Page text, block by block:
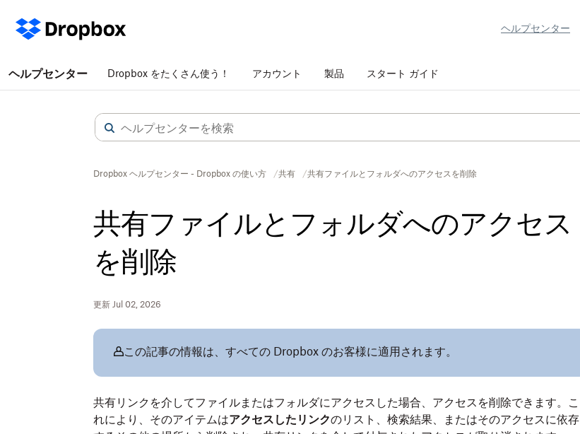
ヘルプセンター
ヘルプセンター Dropbox をたくさん使う！ アカウント 製品 スタート ガイド
Dropbox ヘルプセンター - Dropbox の使い方 共有 共有ファイルとフォルダへのアクセスを削除
共有ファイルとフォルダへのアクセス
を削除
更新 Jul 02, 2026
この記事の情報は、すべての Dropbox のお客様に適用されます。
共有リンクを介してファイルまたはフォルダにアクセスした場合、アクセスを削除できます。こ
れにより、そのアイテムはアクセスしたリンクのリスト、検索結果、またはそのアクセスに依存